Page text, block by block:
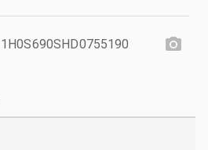
1H0S690SHD0755190